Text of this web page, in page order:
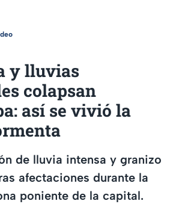
y lluvias
colapsan
así se vivió la
de lluvia intensa y granizo
afectaciones durante la
poniente de la capital.